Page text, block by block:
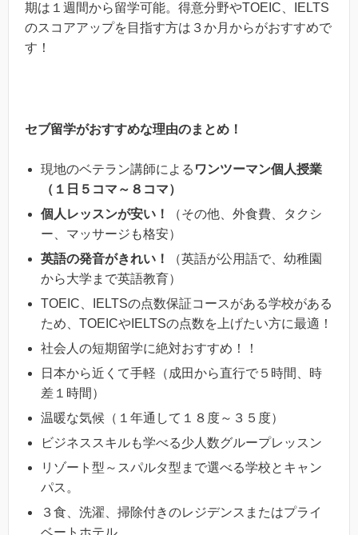
期は１週間から留学可能。得意分野やTOEIC、IELTS
のスコアアップを目指す方は３か月からがおすすめで
す！
セブ留学がおすすめな理由のまとめ！
現地のベテラン講師による ワンツーマン個人授業
（１日５コマ～８コマ）
個人レッスンが安い！
（その他、外食費、タクシ
ー、マッサージも格安）
英語の発音がきれい！
（英語が公用語で、幼稚園
から大学まで英語教育）
TOEIC、IELTSの点数保証コースがある学校がある
ため、TOEICやIELTSの点数を上げたい方に最適！
社会人の短期留学に絶対おすすめ！！
日本から近くて手軽（成田から直行で５時間、時
差１時間）
温暖な気候（１年通して１８度～３５度）
ビジネススキルも学べる少人数グループレッスン
リゾート型～スパルタ型まで選べる学校とキャン
パス。
３食、洗濯、掃除付きのレジデンスまたはプライ